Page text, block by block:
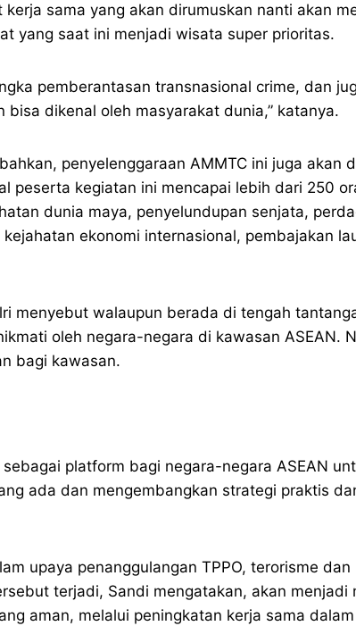
sama yang akan dirumuskan nanti akan
yang saat ini menjadi wisata super prioritas.
pemberantasan transnasional crime, dan
dikenal oleh masyarakat dunia,” katanya.
penyelenggaraan AMMTC ini juga akan
peserta kegiatan ini mencapai lebih dari 250
dunia maya, penyelundupan senjata,
ekonomi internasional, pembajakan
menyebut walaupun berada di tengah
oleh negara-negara di kawasan ASEAN.
bagi kawasan.
platform bagi negara-negara ASEAN
ada dan mengembangkan strategi praktis
upaya penanggulangan TPPO, terorisme
terjadi, Sandi mengatakan, akan
aman, melalui peningkatan kerja sama